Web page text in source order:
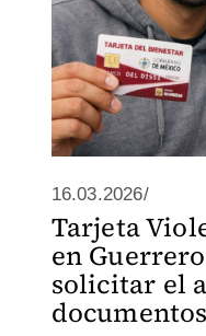
16.03.2026/
Tarjeta
en
solicitar el